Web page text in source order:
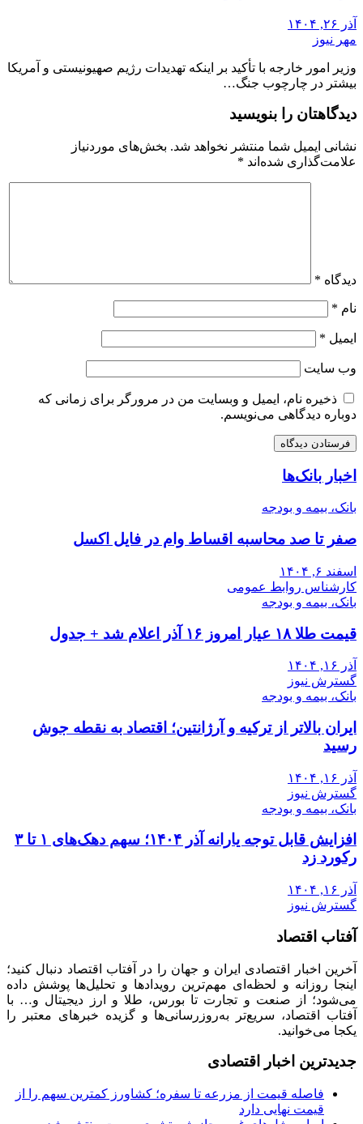
آذر ۲۶, ۱۴۰۴
مهر نیوز
وزیر امور خارجه با تأکید بر اینکه تهدیدات رژیم صهیونیستی و آمریکا
بیشتر در چارچوب جنگ…
دیدگاهتان را بنویسید
نشانی ایمیل شما منتشر نخواهد شد. بخش‌های موردنیاز
علامت‌گذاری شده‌اند *
دیدگاه *
نام *
ایمیل *
وب‌ سایت
ذخیره نام، ایمیل و وبسایت من در مرورگر برای زمانی که
دوباره دیدگاهی می‌نویسم.
اخبار بانک‌ها
بانک، بیمه و بودجه
صفر تا صد محاسبه اقساط وام در فایل اکسل
اسفند ۶, ۱۴۰۴
کارشناس روابط عمومی
بانک، بیمه و بودجه
قیمت طلا ۱۸ عیار امروز ۱۶ آذر اعلام شد + جدول
آذر ۱۶, ۱۴۰۴
گسترش نیوز
بانک، بیمه و بودجه
ایران بالاتر از ترکیه و آرژانتین؛ اقتصاد به نقطه جوش
رسید
آذر ۱۶, ۱۴۰۴
گسترش نیوز
بانک، بیمه و بودجه
افزایش قابل توجه یارانه آذر ۱۴۰۴؛ سهم دهک‌های ۱ تا ۳
رکورد زد
آذر ۱۶, ۱۴۰۴
گسترش نیوز
آفتاب اقتصاد
آخرین اخبار اقتصادی ایران و جهان را در آفتاب اقتصاد دنبال کنید؛
اینجا روزانه و لحظه‌ای مهم‌ترین رویدادها و تحلیل‌ها پوشش داده
می‌شود؛ از صنعت و تجارت تا بورس، طلا و ارز دیجیتال و… با
آفتاب اقتصاد، سریع‌تر به‌روزرسانی‌ها و گزیده خبرهای معتبر را
یکجا می‌خوانید.
جدیدترین اخبار اقتصادی
فاصله قیمت از مزرعه تا سفره؛ کشاورز کمترین سهم را از
قیمت نهایی دارد